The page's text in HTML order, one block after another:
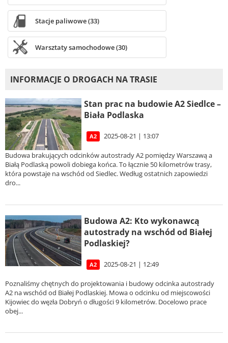
Stacje paliwowe (33)
Warsztaty samochodowe (30)
INFORMACJE O DROGACH NA TRASIE
Stan prac na budowie A2 Siedlce –
Biała Podlaska
A2 2025-08-21 | 13:07
Budowa brakujących odcinków autostrady A2 pomiędzy Warszawą a
Białą Podlaską powoli dobiega końca. To łącznie 50 kilometrów trasy,
która powstaje na wschód od Siedlec. Według ostatnich zapowiedzi
dro...
Budowa A2: Kto wykonawcą
autostrady na wschód od Białej
Podlaskiej?
A2 2025-08-21 | 12:49
Poznaliśmy chętnych do projektowania i budowy odcinka autostrady
A2 na wschód od Białej Podlaskiej. Mowa o odcinku od miejscowości
Kijowiec do węzła Dobryń o długości 9 kilometrów. Docelowo prace
obej...